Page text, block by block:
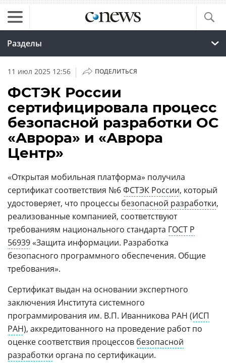
Разделы
11 июл 2025 12:56 | ПОДЕЛИТЬСЯ
ФСТЭК России
сертифицировала процесс
безопасной разработки ОС
«Аврора» и «Аврора
Центр»
«Открытая мобильная платформа» получила
сертификат соответствия №6ФСТЭК России, который
удостоверяет, что процессы безопасной разработки,
реализованные компанией, соответствуют
требованиям национального стандарта ГОСТ Р
56939 «Защита информации. Разработка
безопасного программного обеспечения. Общие
требования».
Сертификат выдан на основании экспертного
заключения Института системного
программирования им. В.П. Иванникова РАН (ИСП
РАН), аккредитованного на проведение работ по
оценке соответствия процессов безопасной
разработки органа по сертификации.